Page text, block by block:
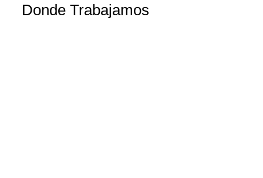
Donde Trabajamos